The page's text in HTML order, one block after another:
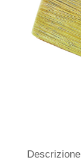
Descrizione